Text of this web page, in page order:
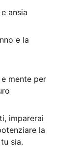
e ansia
imparerai
la
sia.